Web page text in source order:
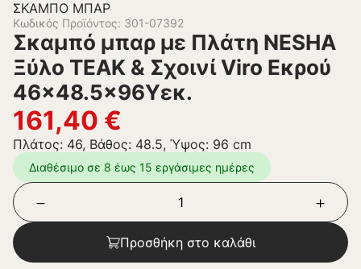
ΣΚΑΜΠΌ ΜΠΆΡ
Κωδικός Προϊόντος: 301-07392
Σκαμπό μπαρ με Πλάτη NESHA
Ξύλο TEAK & Σχοινί Viro Εκρού
46×48.5×96Υεκ.
161,40 €
Πλάτος: 46, Βάθος: 48.5, Ύψος: 96 cm
Διαθέσιμο σε 8 έως 15 εργάσιμες ημέρες
Προσθήκη στο καλάθι